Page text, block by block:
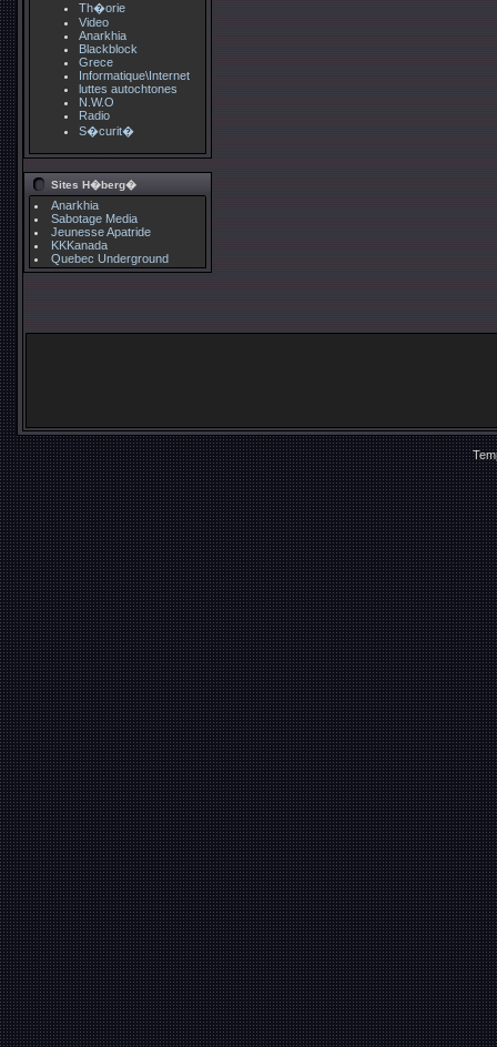
Th�orie
Video
Anarkhia
Blackblock
Grece
Informatique\Internet
luttes autochtones
N.W.O
Radio
S�curit�
Sites H�berg�
Anarkhia
Sabotage Media
Jeunesse Apatride
KKKanada
Quebec Underground